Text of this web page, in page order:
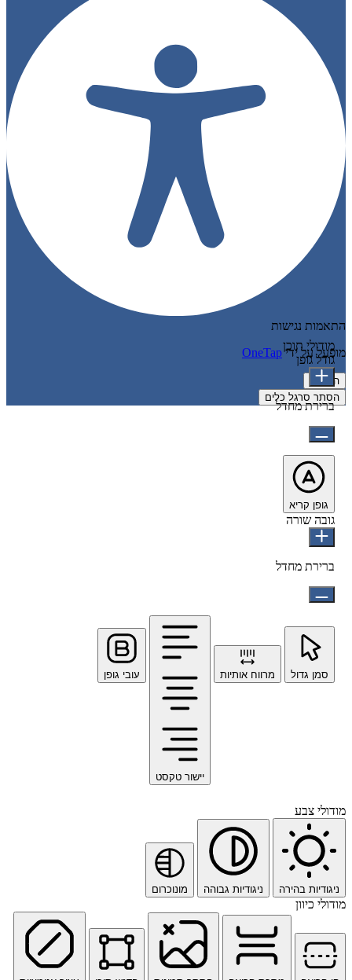
התאמות נגישות
מופעל על ידי OneTap
הצהרה
הסתר סרגל כלים
מודולי תוכן
גודל גופן
ברירת מחדל
גופן קריא
גובה שורה
ברירת מחדל
סמן גדול מרווח אותיות
יישור טקסט
עובי גופן
מודולי צבע
ניגודיות בהירה ניגודיות גבוהה מונוכרום
מודולי כיוון